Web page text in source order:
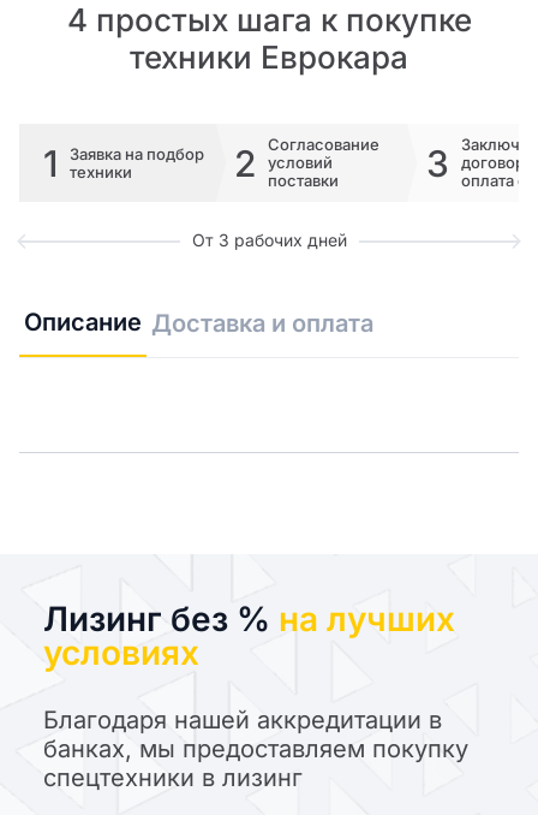
4 простых шага к покупке
техники Еврокара
1
Заявка на подбор
техники
2
Согласование
условий
поставки
3
договора
оплата
От 3 рабочих дней
Описание Доставка и оплата
Лизинг без % на лучших
условиях
Благодаря нашей аккредитации в
банках, мы предоставляем покупку
спецтехники в лизинг